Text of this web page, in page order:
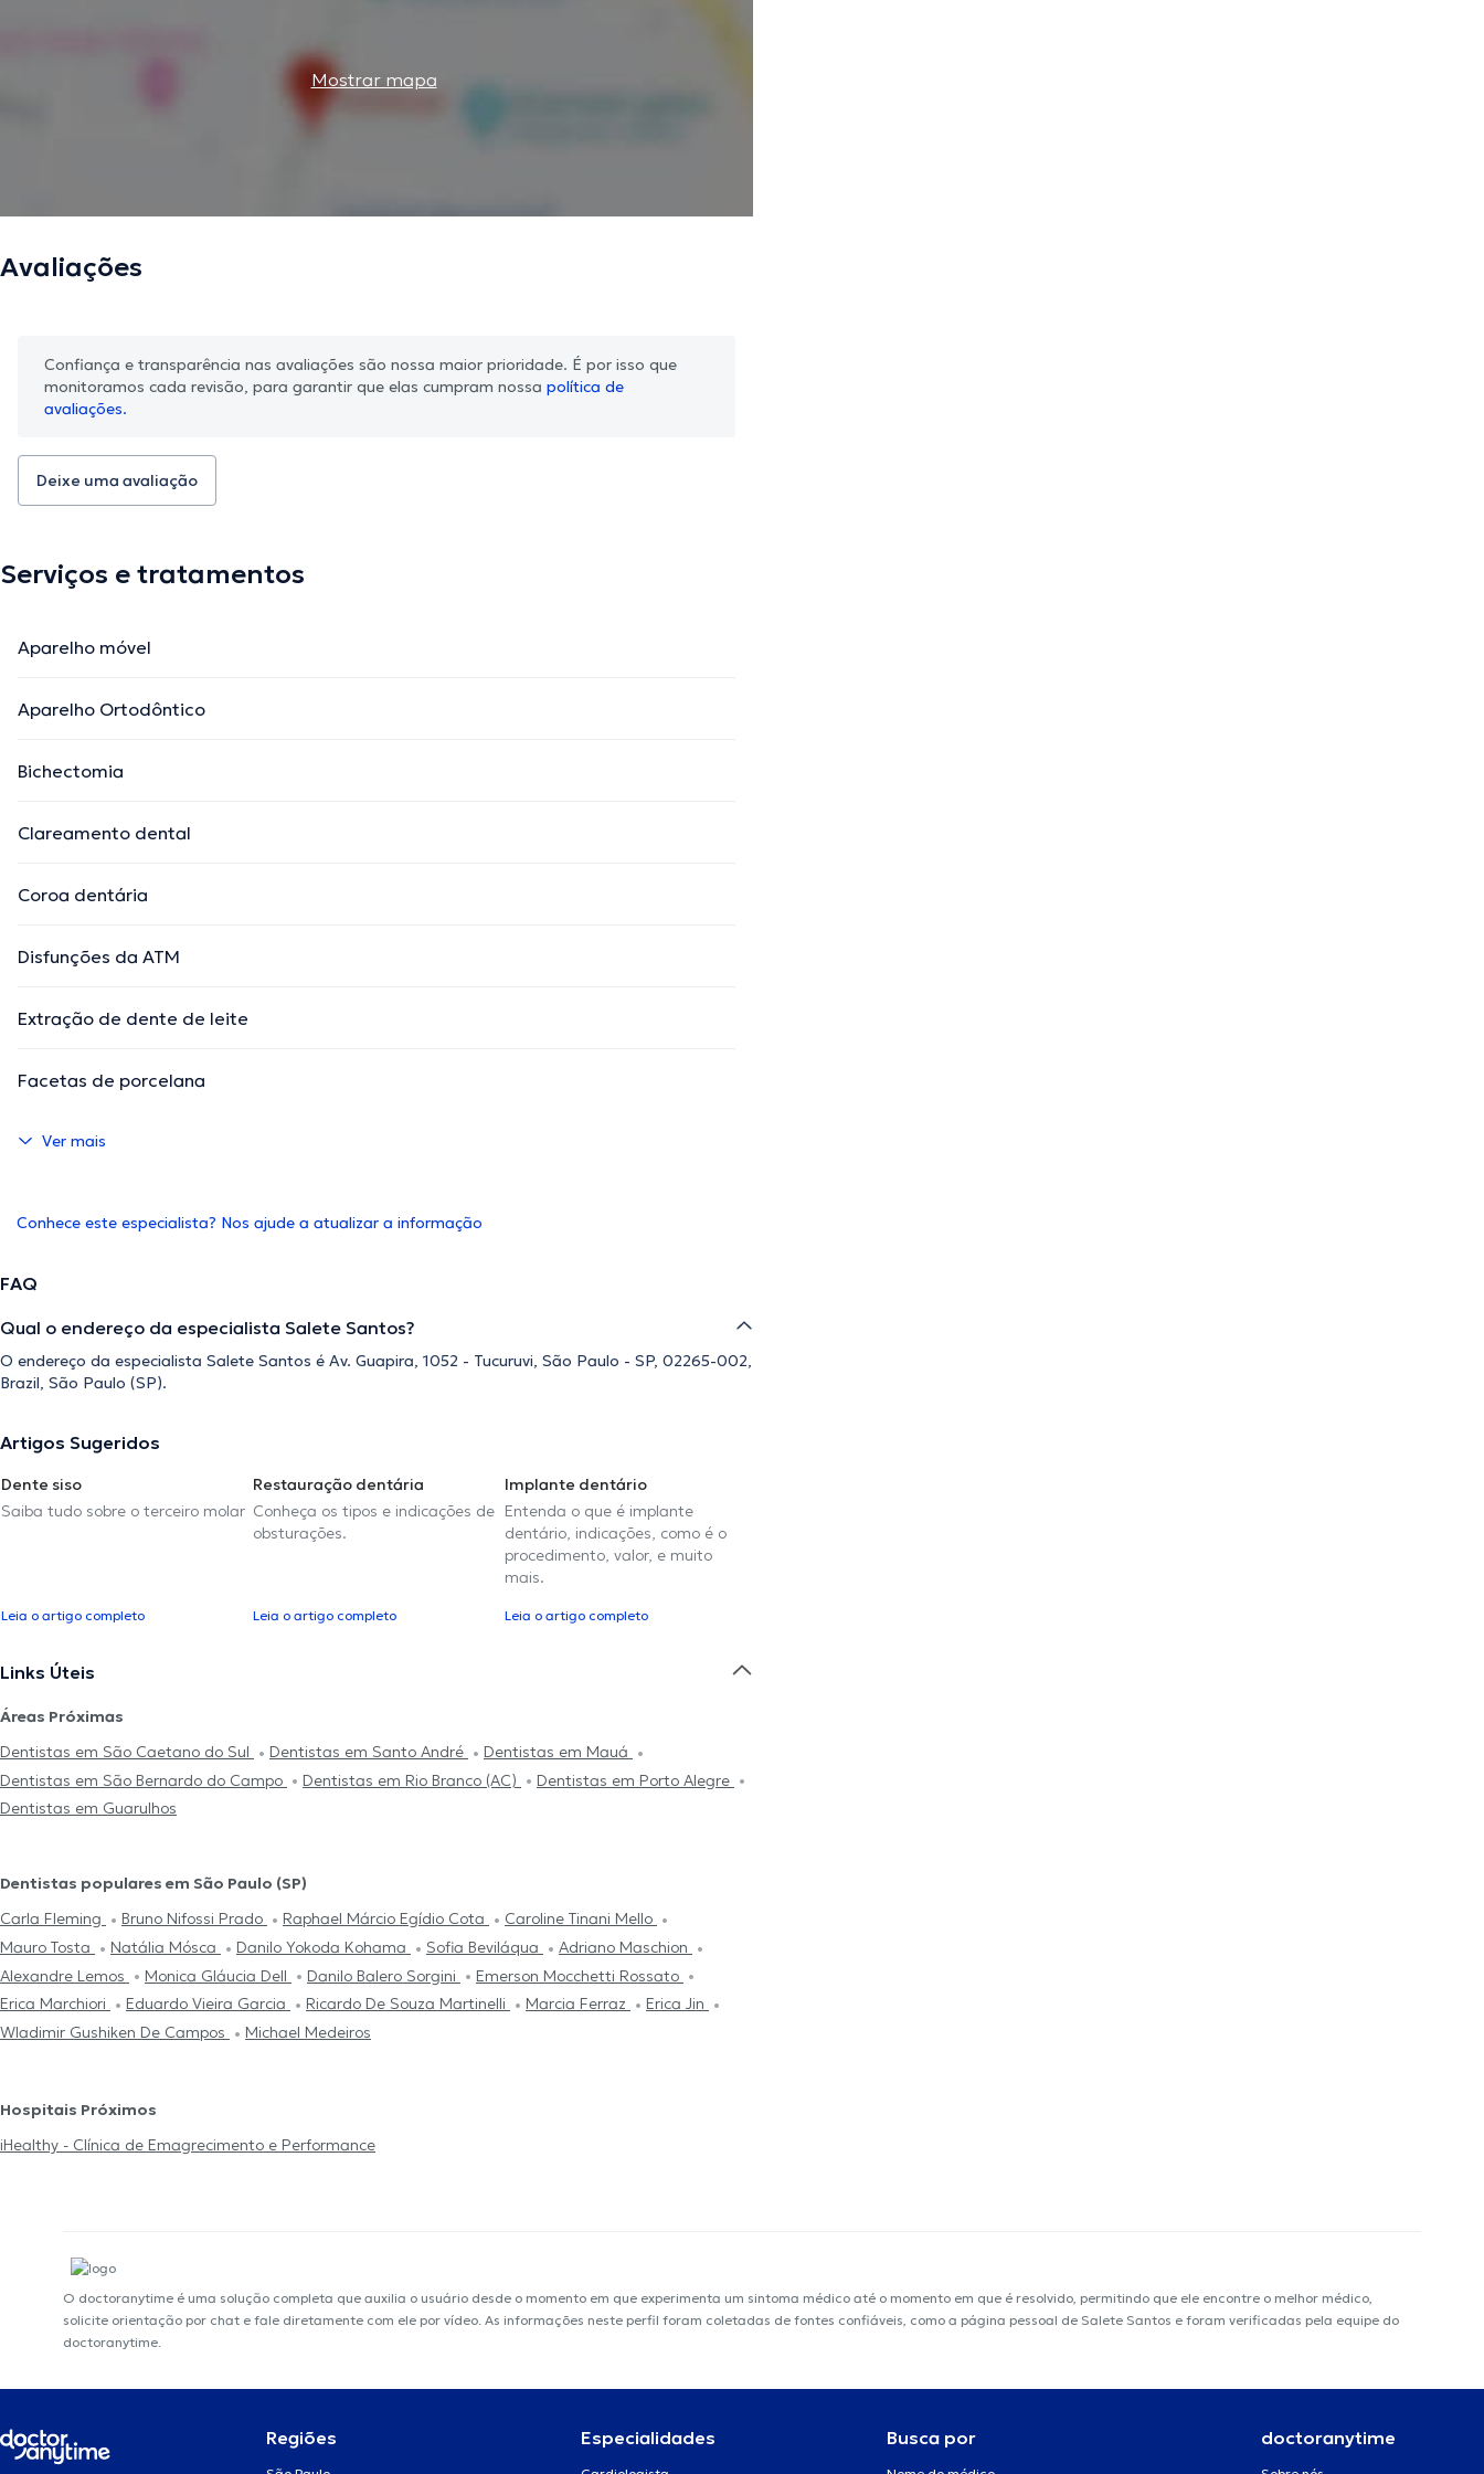
Mostrar mapa
Avaliações
Confiança e transparência nas avaliações são nossa maior prioridade. É por isso que
monitoramos cada revisão, para garantir que elas cumpram nossa política de
avaliações.
Deixe uma avaliação
Serviços e tratamentos
Aparelho móvel
Aparelho Ortodôntico
Bichectomia
Clareamento dental
Coroa dentária
Disfunções da ATM
Extração de dente de leite
Facetas de porcelana
Ver mais
Conhece este especialista? Nos ajude a atualizar a informação
FAQ
Qual o endereço da especialista Salete Santos?
O endereço da especialista Salete Santos é Av. Guapira, 1052 - Tucuruvi, São Paulo - SP, 02265-002,
Brazil, São Paulo (SP).
Artigos Sugeridos
Dente siso
Saiba tudo sobre o terceiro molar
Leia o artigo completo
Restauração dentária
Conheça os tipos e indicações de
obsturações.
Leia o artigo completo
Implante dentário
Entenda o que é implante
dentário, indicações, como é o
procedimento, valor, e muito
mais.
Leia o artigo completo
Links Úteis
Áreas Próximas
Dentistas em São Caetano do Sul
Dentistas em Santo André
Dentistas em Mauá
Dentistas em São Bernardo do Campo
Dentistas em Rio Branco (AC)
Dentistas em Porto Alegre
Dentistas em Guarulhos
Dentistas populares em São Paulo (SP)
Carla Fleming
Bruno Nifossi Prado Raphael Márcio Egídio Cota
Caroline Tinani Mello
Mauro Tosta
Natália Mósca Danilo Yokoda Kohama Sofia Beviláqua
Adriano Maschion
Alexandre Lemos
Monica Gláucia Dell Danilo Balero Sorgini
Emerson Mocchetti Rossato
Erica Marchiori
Eduardo Vieira Garcia Ricardo De Souza Martinelli Marcia Ferraz
Erica Jin
Wladimir Gushiken De Campos
Michael Medeiros
Hospitais Próximos
iHealthy - Clínica de Emagrecimento e Performance
O doctoranytime é uma solução completa que auxilia o usuário desde o momento em que experimenta um sintoma médico até o momento em que é resolvido, permitindo que ele encontre o melhor médico,
solicite orientação por chat e fale diretamente com ele por vídeo. As informações neste perfil foram coletadas de fontes confiáveis, como a página pessoal de Salete Santos e foram verificadas pela equipe do
doctoranytime.
Regiões Especialidades Busca por doctoranytime